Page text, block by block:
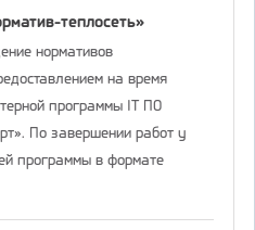
теплосеть»
нормативов
на время
программы IT ПО
По завершении работ у
программы в формате